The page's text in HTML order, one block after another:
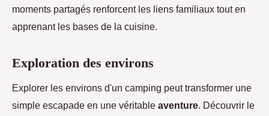
moments partagés renforcent les liens familiaux tout en
apprenant les bases de la cuisine.
Exploration des environs
Explorer les environs d'un camping peut transformer une
simple escapade en une véritable aventure. Découvrir le